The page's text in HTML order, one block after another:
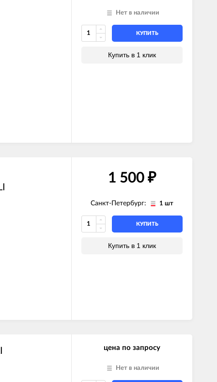
Нет в наличии
КУПИТЬ
Купить в 1 клик
1 500 ₽
Санкт-Петербург: 1 шт
КУПИТЬ
Купить в 1 клик
цена по запросу
Нет в наличии